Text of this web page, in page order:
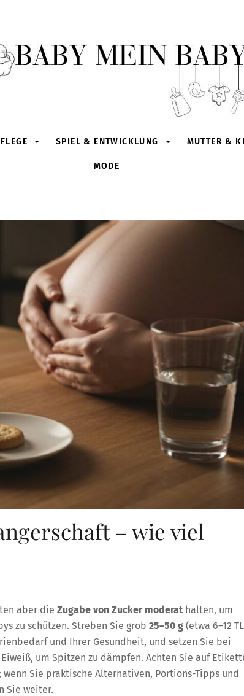
SPIEL & ENTWICKLUNG MUTTER &
MODE
– wie viel
aber die Zugabe von Zucker moderat halten, um
zu schützen. Streben Sie grob 25–50 g (etwa 6–12
und Ihrer Gesundheit, und setzen Sie bei
um Spitzen zu dämpfen. Achten Sie auf
Sie praktische Alternativen, Portions-Tipps und
Sie weiter.